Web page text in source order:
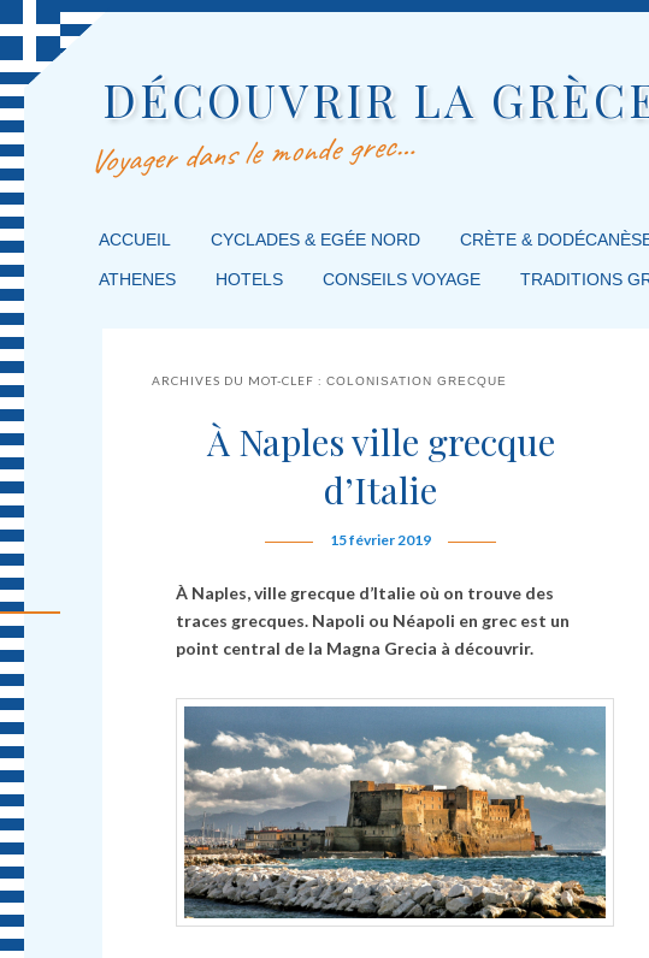
DÉCOUVRIR LA
Voyager dans le monde grec…
MENU PRINCIPAL
MASQUER LA NAVIGATION PRINCIPALE
MASQUER LA NAVIGATION SECONDAIRE
ACCUEIL CYCLADES & EGÉE NORD CRÈTE &
ATHENES HOTELS CONSEILS VOYAGE TRADITIONS
ARCHIVES DU MOT-CLEF :COLONISATION GRECQUE
À Naples ville grecque
d’Italie
15 février 2019
À Naples, ville grecque d’Italie où on trouve des
traces grecques. Napoli ou Néapoli en grec est un
point central de la Magna Grecia à découvrir.